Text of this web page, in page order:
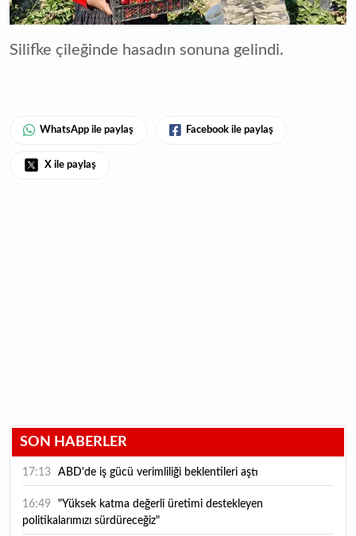
Silifke çileğinde hasadın sonuna gelindi.
WhatsApp ile paylaş Facebook ile paylaş
X ile paylaş
SON HABERLER
17:13 ABD'de iş gücü verimliliği beklentileri aştı
16:49
politikalarımızı sürdüreceğiz"